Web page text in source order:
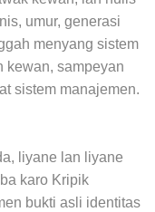
umur, generasi
menyang sistem
kewan, sampeyan
sistem manajemen.
liyane lan liyane
karo Kripik
bukti asli identitas